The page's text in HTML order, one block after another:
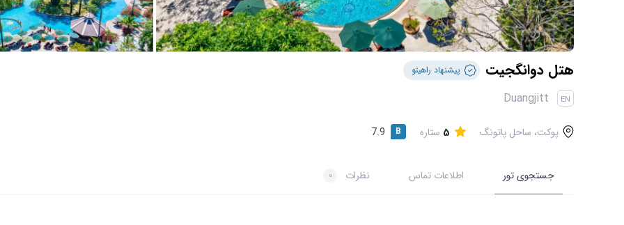
هتل دوانگجیت پیشنهاد راهیتو
EN
Duangjitt
پوکت، ساحل پاتونگ 5 ستاره B
7.9
جستجوی تور اطلاعات تماس نظرات 0